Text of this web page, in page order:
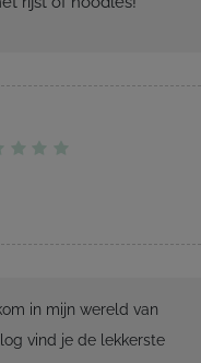
in mijn wereld van
vind je de lekkerste